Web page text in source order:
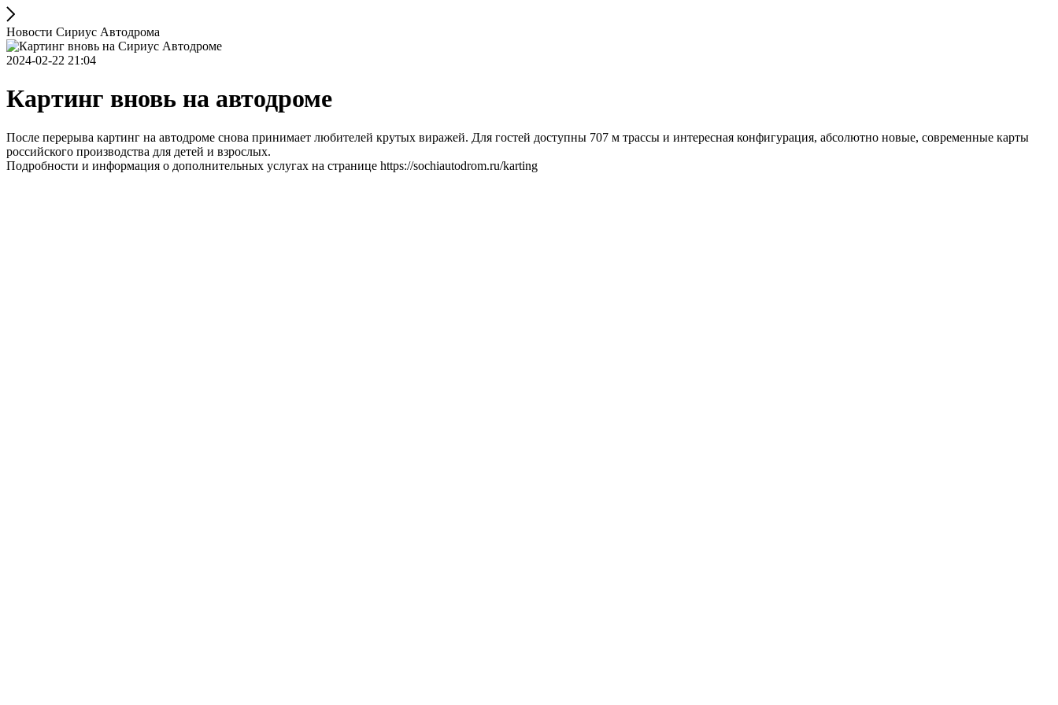
Новости Сириус Автодрома
2024-02-22 21:04
Картинг вновь на автодроме
После перерыва картинг на автодроме снова принимает любителей крутых виражей. Для гостей доступны 707 м трассы и интересная конфигурация, абсолютно новые, современные карты
российского производства для детей и взрослых.
Подробности и информация о дополнительных услугах на странице https://sochiautodrom.ru/karting